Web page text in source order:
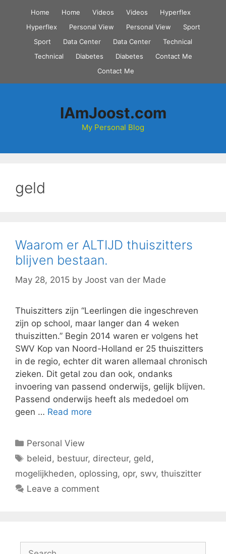
content
Home Home Videos Videos
Hyperflex
Hyperflex
Personal View Personal View
Sport
Sport
Data Center Data Center
Technical
Technical
Diabetes Diabetes
Contact Me
Contact Me
IAmJoost.com
My Personal Blog
geld
Waarom er ALTIJD thuiszitters
blijven bestaan.
May 28, 2015 by Joost van der Made
Thuiszitters zijn “Leerlingen die ingeschreven
zijn op school, maar langer dan 4 weken
thuiszitten.” Begin 2014 waren er volgens het
SWV Kop van Noord-Holland er 25 thuiszitters
in de regio, echter dit waren allemaal chronisch
zieken. Dit getal zou dan ook, ondanks
invoering van passend onderwijs, gelijk blijven.
Passend onderwijs heeft als mededoel om
geen … Read more
Categories
Personal View
Tags
beleid , bestuur, directeur, geld ,
mogelijkheden, oplossing, opr, swv, thuiszitter
Leave a comment